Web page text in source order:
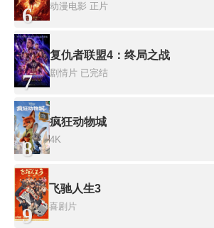
6 动漫电影 正片
7
复仇者联盟4：终局之战
剧情片 已完结
8
疯狂动物城
4K
9
飞驰人生3
喜剧片